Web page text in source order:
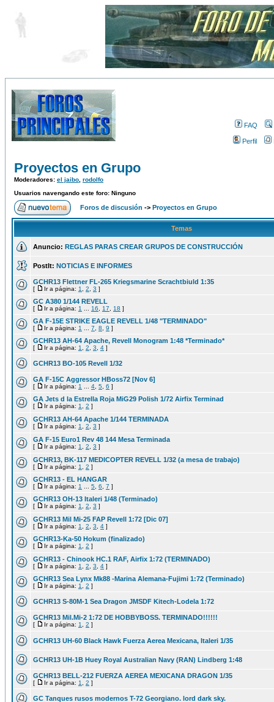
FAQ
Perfil
Proyectos en Grupo
Moderadores: el jaibo rodolfo
Usuarios navengando este foro: Ninguno
Foros de discusión -> Proyectos en Grupo
Temas
Anuncio: REGLAS PARAS CREAR GRUPOS DE CONSTRUCCIÓN
PostIt: NOTICIAS E INFORMES
GCHR13 Flettner FL-265 Kriegsmarine Scrachtbiuld 1:35
[ Ir a página: 1 2 3 ]
GC A380 1/144 REVELL
[ Ir a página: 1 16 17 18 ]
GA F-15E STRIKE EAGLE REVELL 1/48 "TERMINADO"
[ Ir a página: 1 7 8 9 ]
GCHR13 AH-64 Apache, Revell Monogram 1:48 *Terminado*
[ Ir a página: 1 2 3 4 ]
GCHR13 BO-105 Revell 1/32
GA F-15C Aggressor HBoss72 [Nov 6]
[ Ir a página: 1 4 5 6 ]
GA Jets d la Estrella Roja MiG29 Polish 1/72 Airfix Terminad
[ Ir a página: 1 2 ]
GCHR13 AH-64 Apache 1/144 TERMINADA
[ Ir a página: 1 2 3 ]
GA F-15 Euro1 Rev 48 144 Mesa Terminada
[ Ir a página: 1 2 3 ]
GCHR13, BK-117 MEDICOPTER REVELL 1/32 (a mesa de trabajo)
[ Ir a página: 1 2 ]
GCHR13 - EL HANGAR
[ Ir a página: 1 5 6 7 ]
GCHR13 OH-13 Italeri 1/48 (Terminado)
[ Ir a página: 1 2 3 ]
GCHR13 Mil Mi-25 FAP Revell 1:72 [Dic 07]
[ Ir a página: 1 2 3 4 ]
GCHR13-Ka-50 Hokum (finalizado)
[ Ir a página: 1 2 ]
GCHR13 - Chinook HC.1 RAF, Airfix 1:72 (TERMINADO)
[ Ir a página: 1 2 3 4 ]
GCHR13 Sea Lynx Mk88 -Marina Alemana-Fujimi 1:72 (Terminado)
[ Ir a página: 1 2 ]
GCHR13 S-80M-1 Sea Dragon JMSDF Kitech-Lodela 1:72
GCHR13 Mil.Mi-2 1:72 DE HOBBYBOSS. TERMINADO!!!!!!
[ Ir a página: 1 2 ]
GCHR13 UH-60 Black Hawk Fuerza Aerea Mexicana, Italeri 1/35
GCHR13 UH-1B Huey Royal Australian Navy (RAN) Lindberg 1:48
GCHR13 BELL-212 FUERZA AEREA MEXICANA DRAGON 1/35
[ Ir a página: 1 2 ]
GC Tanques rusos modernos T-72 Georgiano. lord dark sky.